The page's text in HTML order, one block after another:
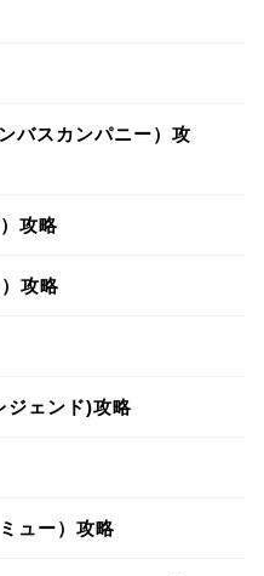
バスカンパニー）攻
攻略
攻略
ェンド)攻略
ュー）攻略